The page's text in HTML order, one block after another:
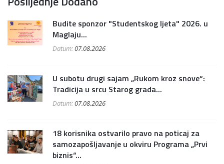
Budite sponzor "Studentskog ljeta" 2026. u
Maglaju...
Datum:07.08.2026
U subotu drugi sajam „Rukom kroz snove“:
Tradicija u srcu Starog grada...
Datum:07.08.2026
18 korisnika ostvarilo pravo na poticaj za
samozapošljavanje u okviru Programa „Prvi
biznis“...